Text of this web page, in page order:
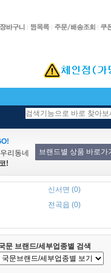
리동네
!
신서면 (0)
전곡읍 (0)
문 브랜드/세부업종별 검색